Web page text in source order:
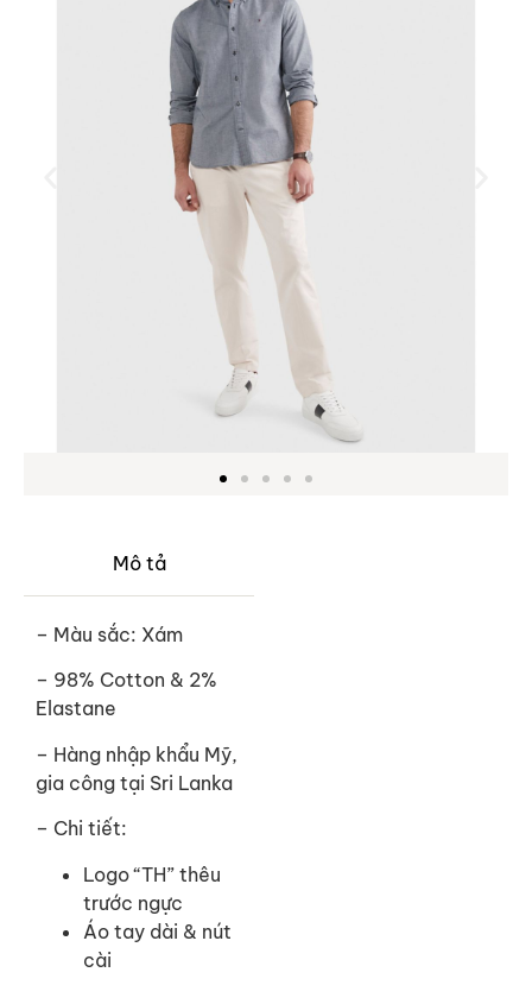
Mô tả
– Màu sắc: Xám
– 98% Cotton & 2%
Elastane
– Hàng nhập khẩu Mỹ,
gia công tại Sri Lanka
– Chi tiết:
Logo “TH” thêu
trước ngực
Áo tay dài & nút
cài